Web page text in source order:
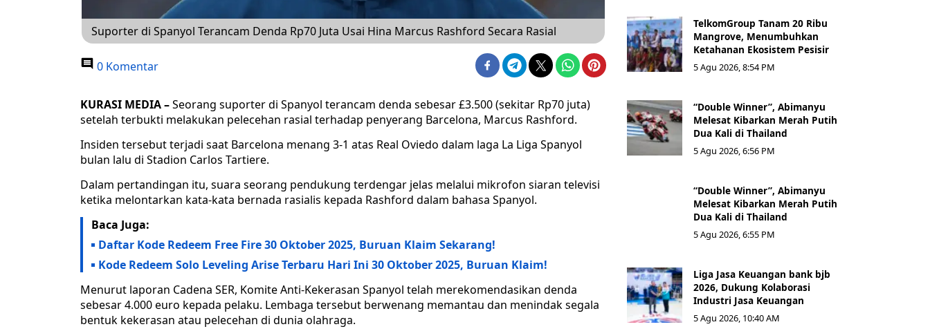
Suporter di Spanyol Terancam Denda Rp70 Juta Usai Hina Marcus Rashford Secara Rasial
0 Komentar
KURASI MEDIA –Seorang suporter di Spanyol terancam denda sebesar £3.500 (sekitar Rp70 juta)
setelah terbukti melakukan pelecehan rasial terhadap penyerang Barcelona, Marcus Rashford.
Insiden tersebut terjadi saat Barcelona menang 3-1 atas Real Oviedo dalam laga La Liga Spanyol
bulan lalu di Stadion Carlos Tartiere.
Dalam pertandingan itu, suara seorang pendukung terdengar jelas melalui mikrofon siaran televisi
ketika melontarkan kata-kata bernada rasialis kepada Rashford dalam bahasa Spanyol.
Baca Juga:
Daftar Kode Redeem Free Fire 30 Oktober 2025, Buruan Klaim Sekarang!
Kode Redeem Solo Leveling Arise Terbaru Hari Ini 30 Oktober 2025, Buruan Klaim!
Menurut laporan Cadena SER, Komite Anti-Kekerasan Spanyol telah merekomendasikan denda
sebesar 4.000 euro kepada pelaku. Lembaga tersebut berwenang memantau dan menindak segala
bentuk kekerasan atau pelecehan di dunia olahraga.
TelkomGroup Tanam 20 Ribu
Mangrove, Menumbuhkan
Ketahanan Ekosistem Pesisir
5 Agu 2026, 8:54 PM
“Double Winner”, Abimanyu
Melesat Kibarkan Merah Putih
Dua Kali di Thailand
5 Agu 2026, 6:56 PM
“Double Winner”, Abimanyu
Melesat Kibarkan Merah Putih
Dua Kali di Thailand
5 Agu 2026, 6:55 PM
Liga Jasa Keuangan bank bjb
2026, Dukung Kolaborasi
Industri Jasa Keuangan
5 Agu 2026, 10:40 AM